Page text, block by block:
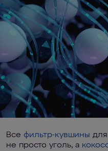
Все фильтр-кувшины
не просто уголь, а